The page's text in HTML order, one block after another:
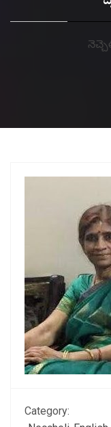
Category: